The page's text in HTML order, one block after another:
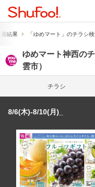
結果 「ゆめマート」のチラシ
ゆめマート神西の
雲市）
チラシ
8/6(木)-8/10(月)_